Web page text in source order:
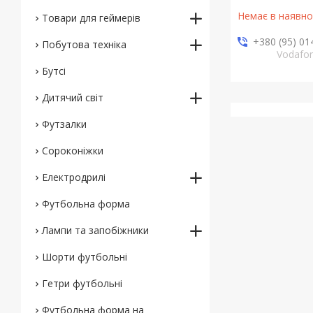
Немає в
+380 (95)
Товари для геймерів
Побутова техніка
Бутсі
Дитячий світ
Футзалки
Сороконіжки
Електродрилі
Футбольна форма
Лампи та запобіжники
Шорти футбольні
Гетри футбольні
Футбольна форма на